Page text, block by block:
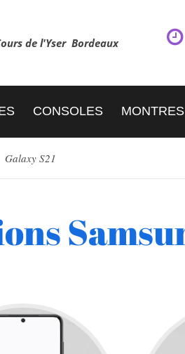
de l'Yser Bordeaux
CONSOLES
Galaxy S21